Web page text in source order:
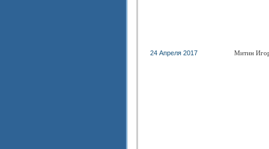
24 Апреля 2017 Митин